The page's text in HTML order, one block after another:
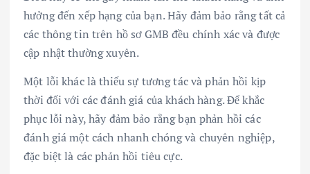
hưởng đến xếp hạng của bạn. Hãy đảm bảo rằng tất cả
các thông tin trên hồ sơ GMB đều chính xác và được
cập nhật thường xuyên.
Một lỗi khác là thiếu sự tương tác và phản hồi kịp
thời đối với các đánh giá của khách hàng. Để khắc
phục lỗi này, hãy đảm bảo rằng bạn phản hồi các
đánh giá một cách nhanh chóng và chuyên nghiệp,
đặc biệt là các phản hồi tiêu cực.